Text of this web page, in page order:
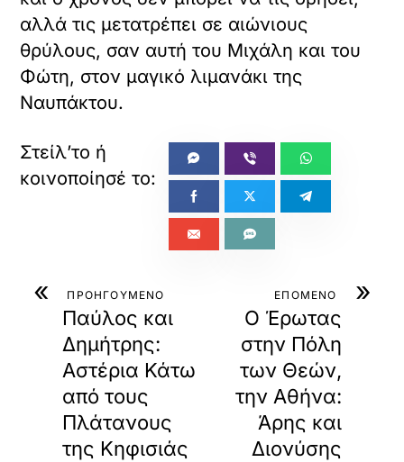
αλλά τις μετατρέπει σε αιώνιους
θρύλους, σαν αυτή του Μιχάλη και του
Φώτη, στον μαγικό λιμανάκι της
Ναυπάκτου.
« ΠΡΟΗΓΟΥΜΕΝΟ
Παύλος και
Δημήτρης:
Αστέρια Κάτω
από τους
Πλάτανους
της Κηφισιάς
»
ΕΠΟΜΕΝΟ
Ο Έρωτας
στην Πόλη
των Θεών,
την Αθήνα:
Άρης και
Διονύσης